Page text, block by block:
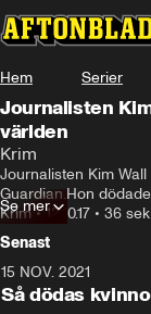
Hem Serier
Journalisten
världen
Krim
Journalisten Kim
Guardian.Hon
”ubåtsfallet” i Danmark.
Krim•12.10.17 • 36 sek
Se mer
Senast
15 NOV. 2021
Så dödas